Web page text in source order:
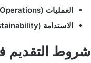
العمليات (Operations):
الاستدامة (Sustainability):
شروط التقديم